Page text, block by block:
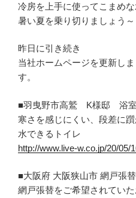
冷房を上手に使ってこまめ
暑い夏を乗り切りましょう～
昨日に引き続き
当社ホームページを更新し
す。
■羽曳野市高鷲 K様邸 浴室
寒さを感じにくい、段差に
水できるトイレ
http://www.live-w.co.jp/20/05/
■大阪府 大阪狭山市 網戸張
網戸張替をご希望されていた